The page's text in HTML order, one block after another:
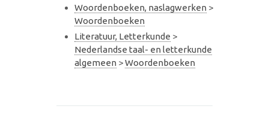
Woordenboeken, naslagwerken >
Woordenboeken
Literatuur, Letterkunde >
Nederlandse taal- en letterkunde
algemeen >Woordenboeken